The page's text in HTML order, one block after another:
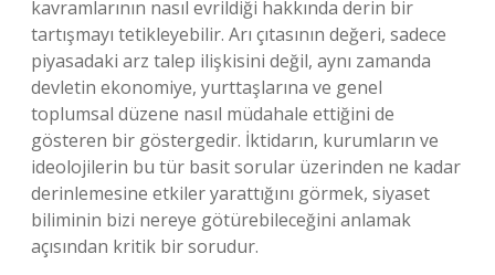
kavramlarının nasıl evrildiği hakkında derin bir
tartışmayı tetikleyebilir. Arı çıtasının değeri, sadece
piyasadaki arz talep ilişkisini değil, aynı zamanda
devletin ekonomiye, yurttaşlarına ve genel
toplumsal düzene nasıl müdahale ettiğini de
gösteren bir göstergedir. İktidarın, kurumların ve
ideolojilerin bu tür basit sorular üzerinden ne kadar
derinlemesine etkiler yarattığını görmek, siyaset
biliminin bizi nereye götürebileceğini anlamak
açısından kritik bir sorudur.